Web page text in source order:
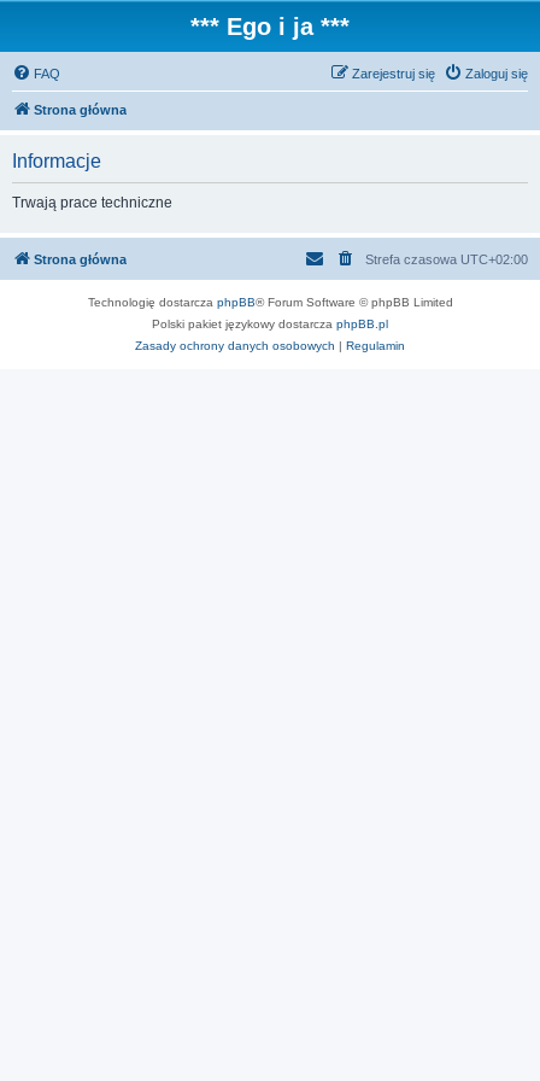
*** Ego i ja ***
FAQ Zaloguj się
Zarejestruj się
Strona główna
Informacje
Trwają prace techniczne
Strona główna Strefa czasowa UTC+02:00
Technologię dostarcza phpBB® Forum Software © phpBB Limited
Polski pakiet językowy dostarcza phpBB.pl
Zasady ochrony danych osobowych | Regulamin